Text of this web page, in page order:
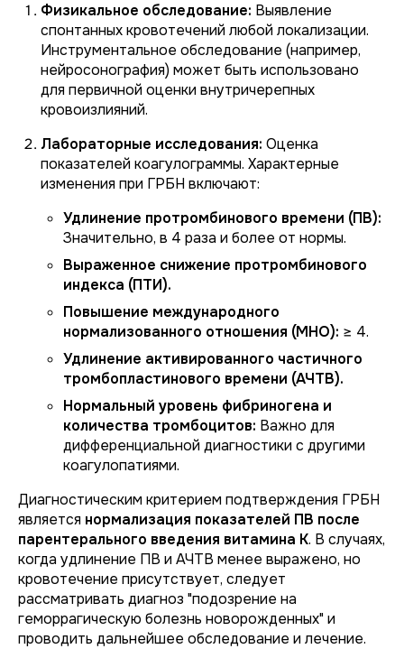
Физикальное обследование: Выявление
спонтанных кровотечений любой локализации.
Инструментальное обследование (например,
нейросонография) может быть использовано
для первичной оценки внутричерепных
кровоизлияний.
Лабораторные исследования: Оценка
показателей коагулограммы. Характерные
изменения при ГРБН включают:
Удлинение протромбинового времени (ПВ):
Значительно, в 4 раза и более от нормы.
Выраженное снижение протромбинового
индекса (ПТИ).
Повышение международного
нормализованного отношения (МНО): ≥ 4.
Удлинение активированного частичного
тромбопластинового времени (АЧТВ).
Нормальный уровень фибриногена и
количества тромбоцитов: Важно для
дифференциальной диагностики с другими
коагулопатиями.
Диагностическим критерием подтверждения ГРБН
является нормализация показателей ПВ после
парентерального введения витамина К. В случаях,
когда удлинение ПВ и АЧТВ менее выражено, но
кровотечение присутствует, следует
рассматривать диагноз "подозрение на
геморрагическую болезнь новорожденных" и
проводить дальнейшее обследование и лечение.